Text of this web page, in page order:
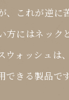
、これが逆に
方にはネック
ウォッシュは
きる製品です